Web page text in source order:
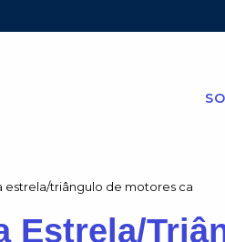
estrela/triângulo de motores ca
Estrela/